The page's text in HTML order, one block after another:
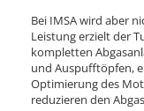
Bei IMSA wird aber
Leistung erzielt der
kompletten
und Auspufftöpfen,
Optimierung des
reduzieren den